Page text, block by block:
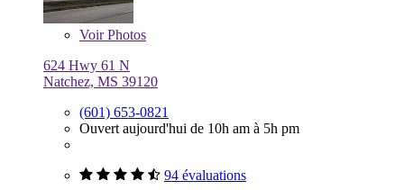
VoirPhotos
624 Hwy 61 N
Natchez, MS 39120
(601) 653-0821
Ouvert aujourd'hui de 10h am à 5h pm
94 évaluations